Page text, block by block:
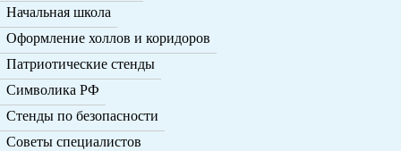
Начальная школа
Оформление холлов и коридоров
Патриотические стенды
Символика РФ
Стенды по безопасности
Советы специалистов